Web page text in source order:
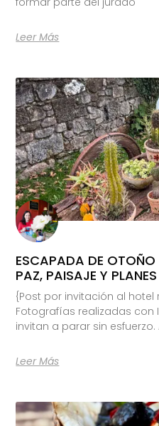
Leer Más
ESCAPADA DE OTOÑO
PAZ, PAISAJE Y
{Post por invitación al hotel
Fotografías realizadas con
invitan a parar sin
Leer Más